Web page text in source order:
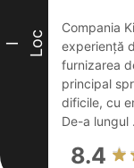
I Loc
Compania
experiență
furnizarea
principal
dificile, cu
De-a lungul
8.4